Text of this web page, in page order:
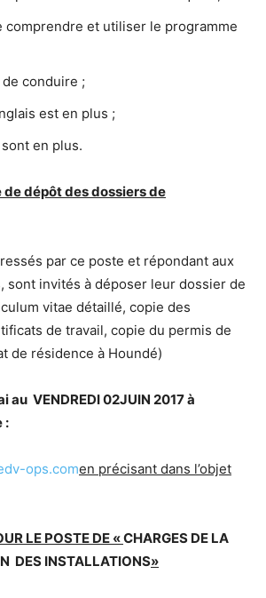
comprendre et utiliser le programme
conduire ;
est en plus ;
en plus.
dépôt des dossiers de
par ce poste et répondant aux
sont invités à déposer leur dossier de
vitae détaillé, copie des
de travail, copie du permis de
de résidence à Houndé)
au VENDREDI 02JUIN 2017à
:
ops.comen précisant dans l’objet
LE POSTE DE «CHARGES DE LA
DES INSTALLATIONS»